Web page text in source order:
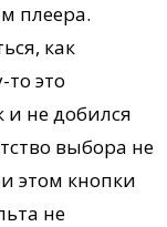
плеера.
как
это
и не добился
выбора не
этом кнопки
не